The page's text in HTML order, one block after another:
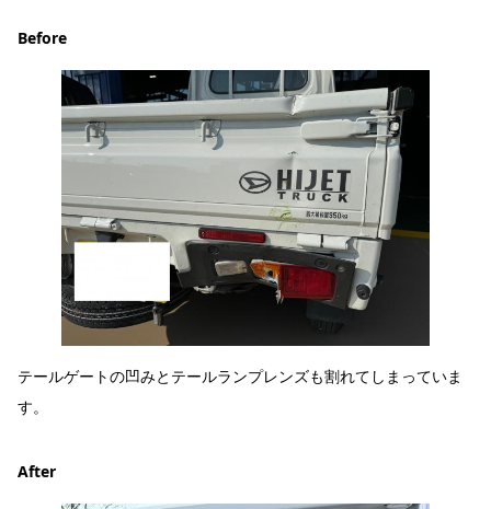
Before
テールゲートの凹みとテールランプレンズも割れてしまっていま
す。
After